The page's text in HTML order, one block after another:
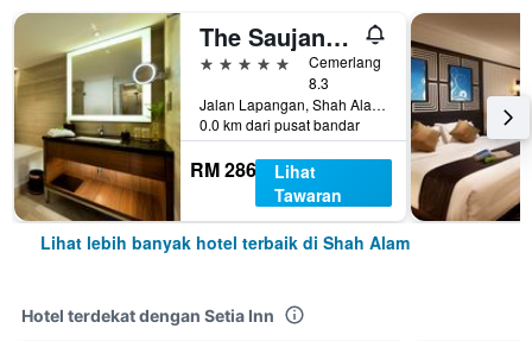
The Saujana Hotel Kuala Lumpur
5 bintang
Cemerlang
8.3
Jalan Lapangan, Shah Alam, Malaysia
0.0 km dari pusat bandar
RM 286
Lihat
Tawaran
Lihat lebih banyak hotel terbaik di Shah Alam
Hotel terdekat dengan Setia Inn